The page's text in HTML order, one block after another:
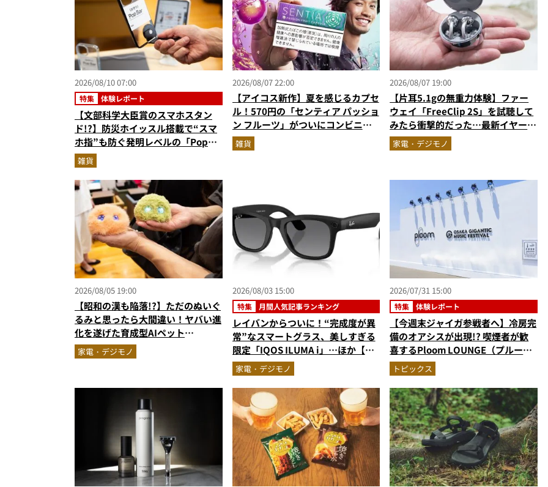
2026/08/10 07:00
特集 体験レポート
【文部科学大臣賞のスマホスタン
ド!?】防災ホイッスル搭載で“スマ
ホ指”も防ぐ発明レベルの「Pop
Bar」の無敵さを実体験。ただのガ
ジェットじゃない！
雑貨
2026/08/07 22:00
【アイコス新作】夏を感じるカプセ
ル！570円の「センティア パッショ
ン フルーツ」がついにコンビニ発
売
雑貨
2026/08/07 19:00
【片耳5.1gの無重力体験】ファー
ウェイ「FreeClip 2S」を試聴して
みたら衝撃的だった…最新イヤーカ
フ型イヤホンの着け心地とAI技術に
感動
家電・デジモノ
2026/08/05 19:00
【昭和の漢も陥落!?】ただのぬいぐ
るみと思ったら大間違い！ヤバい進
化を遂げた育成型AIペット
「Fuzozo」にハートを奪われた
家電・デジモノ
2026/08/03 15:00
特集 月間人気記事ランキング
レイバンからついに！“完成度が異
常”なスマートグラス、美しすぎる
限定「IQOS ILUMA i」…ほか【ガ
ジェットの人気記事ランキングベス
ト3】（2026年6月版）
家電・デジモノ
2026/07/31 15:00
特集 体験レポート
【今週末ジャイガ参戦者へ】冷房完
備のオアシスが出現!? 喫煙者が歓
喜するPloom LOUNGE（プルー
ム・ラウンジ）現地レポ。涼しい特
設喫煙所で音楽の余韻とともに一服
を！
トピックス